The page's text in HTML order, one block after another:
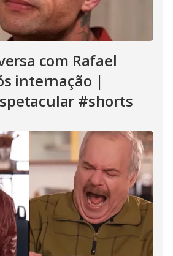
com Rafael
internação |
#shorts